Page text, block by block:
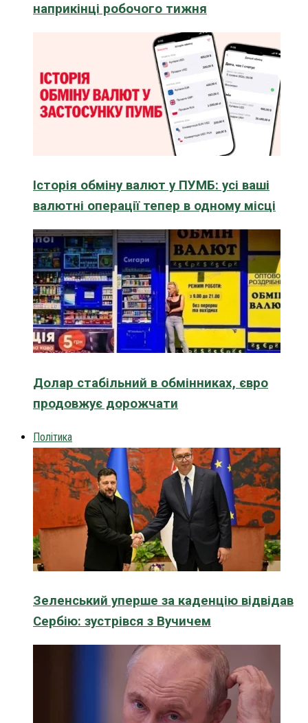
наприкінці робочого тижня
Історія обміну валют у ПУМБ: усі ваші
валютні операції тепер в одному місці
Долар стабільний в обмінниках, євро
продовжує дорожчати
Політика
Зеленський уперше за каденцію відвідав
Сербію: зустрівся з Вучичем